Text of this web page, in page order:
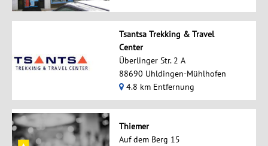
Tsantsa Trekking & Travel
Center
Überlinger Str. 2 A
88690 Uhldingen-Mühlhofen
4.8 km Entfernung
Thiemer
Auf dem Berg 15